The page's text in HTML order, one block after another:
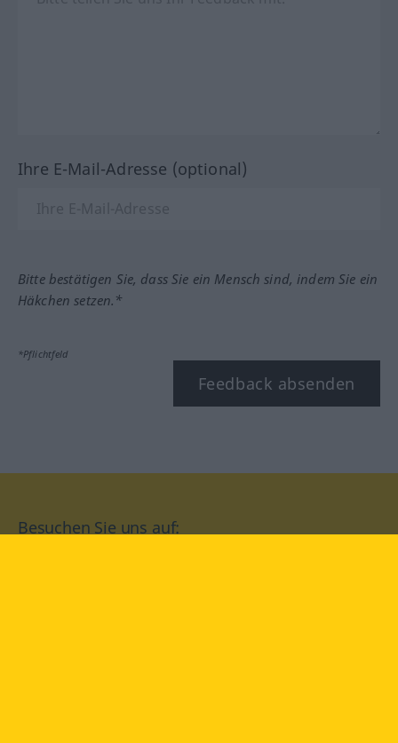
Ihre E-Mail-Adresse (optional)
Bitte bestätigen Sie, dass Sie ein Mensch sind, indem Sie ein
Häkchen setzen.*
*Pflichtfeld
Feedback absenden
Besuchen Sie uns auf: